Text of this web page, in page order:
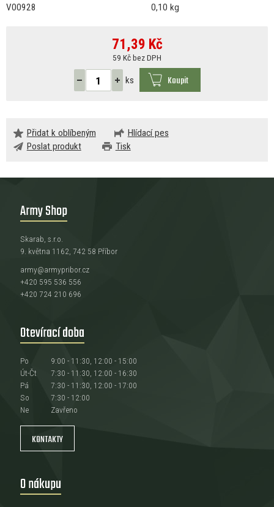
V00928 0,10 kg
71,39 Kč
59 Kč bez DPH
ks Koupit
Přidat k oblíbeným
Hlídací pes
Poslat produkt
Tisk
Army Shop
Skarab, s.r.o.
9. května 1162, 742 58 Příbor
army@armypribor.cz
+420 595 536 556
+420 724 210 696
Otevírací doba
Po
9:00 - 11:30, 12:00 - 15:00
Út-Čt
7:30 - 11:30, 12:00 - 16:30
Pá
7:30 - 11:30, 12:00 - 17:00
So
7:30 - 12:00
Ne
Zavřeno
KONTAKTY
O nákupu